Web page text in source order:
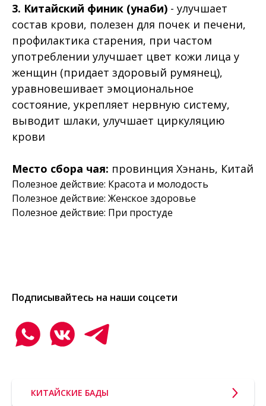
3. Китайский финик (унаби) - улучшает
состав крови, полезен для почек и печени,
профилактика старения, при частом
употреблении улучшает цвет кожи лица у
женщин (придает здоровый румянец),
уравновешивает эмоциональное
состояние, укрепляет нервную систему,
выводит шлаки, улучшает циркуляцию
крови
Место сбора чая: провинция Хэнань, Китай
Полезное действие: Красота и молодость
Полезное действие: Женское здоровье
Полезное действие: При простуде
Подписывайтесь на наши соцсети
КИТАЙСКИЕ БАДЫ